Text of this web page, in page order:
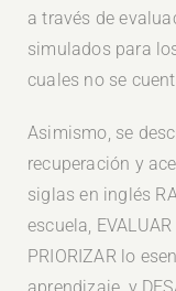
a través de
simulados para
cuales no se
Asimismo, se
recuperación y
siglas en inglés
escuela,
PRIORIZAR lo
aprendizaje, y